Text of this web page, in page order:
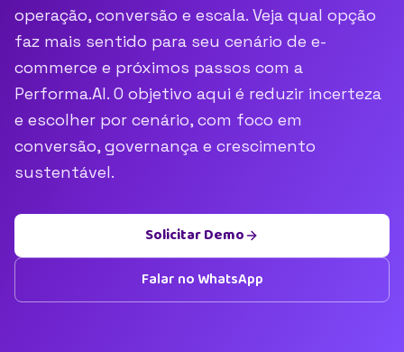
operação, conversão e escala. Veja qual opção
faz mais sentido para seu cenário de e-
commerce e próximos passos com a
Performa.AI. O objetivo aqui é reduzir incerteza
e escolher por cenário, com foco em
conversão, governança e crescimento
sustentável.
Solicitar Demo
Falar no WhatsApp